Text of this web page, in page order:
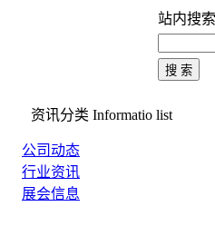
站内搜索
资讯分类 Informatio list
公司动态
行业资讯
展会信息